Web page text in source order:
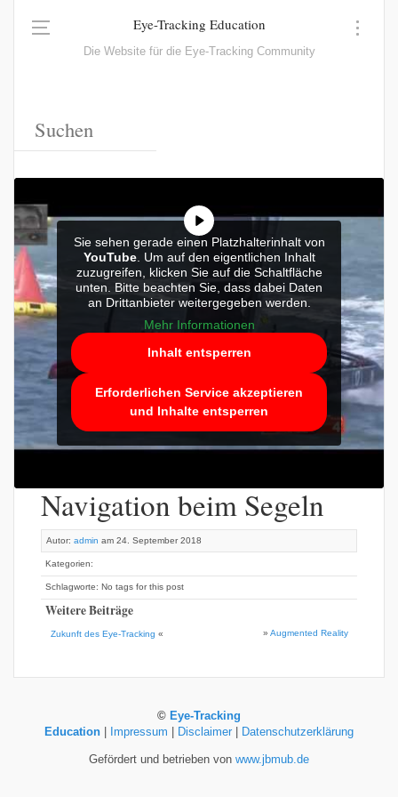
Eye-Tracking Education
Die Website für die Eye-Tracking Community
Sie sehen gerade einen Platzhalterinhalt von
YouTube. Um auf den eigentlichen Inhalt
zuzugreifen, klicken Sie auf die Schaltfläche
unten. Bitte beachten Sie, dass dabei Daten
an Drittanbieter weitergegeben werden.
Mehr Informationen
Inhalt entsperren
Erforderlichen Service akzeptieren
und Inhalte entsperren
Navigation beim Segeln
Autor: admin am 24. September 2018
Kategorien:
Schlagworte: No tags for this post
Weitere Beiträge
Zukunft des Eye-Tracking « » Augmented Reality
© Eye-Tracking
Education
Impressum Disclaimer Datenschutzerklärung
Gefördert und betrieben von www.jbmub.de